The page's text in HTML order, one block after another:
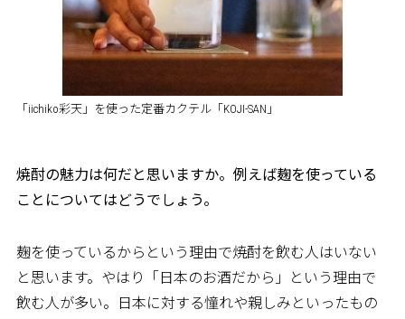
「iichiko彩天」を使った定番カクテル「KOJI-SAN」
――焼酎の魅力は何だと思いますか。例えば麹を使っている
ことについてはどうでしょう。
麹を使っているからという理由で焼酎を飲む人はいない
と思います。やはり「日本のお酒だから」という理由で
飲む人が多い。日本に対する憧れや親しみといったもの